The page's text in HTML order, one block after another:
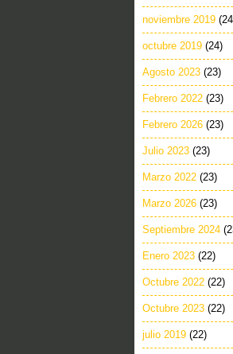
noviembre 2019
octubre 2019 (24)
Agosto 2023 (23)
Febrero 2022 (23)
Febrero 2026 (23)
Julio 2023 (23)
Marzo 2022 (23)
Marzo 2026 (23)
Septiembre 2024
Enero 2023 (22)
Octubre 2022 (22)
Octubre 2023 (22)
julio 2019 (22)